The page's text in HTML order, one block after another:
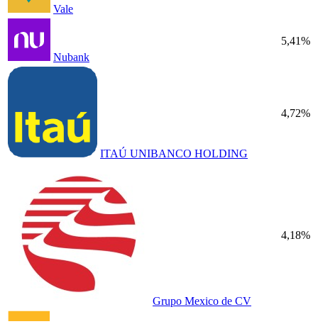
Vale
Nubank
5,41%
ITAÚ UNIBANCO HOLDING
4,72%
Grupo Mexico de CV
4,18%